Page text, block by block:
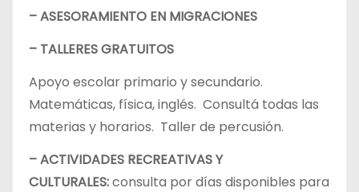
– ASESORAMIENTO EN MIGRACIONES
– TALLERES GRATUITOS
Apoyo escolar primario y secundario.
Matemáticas, física, inglés. Consultá todas las
materias y horarios. Taller de percusión.
– ACTIVIDADES RECREATIVAS Y
CULTURALES:consulta por días disponibles para